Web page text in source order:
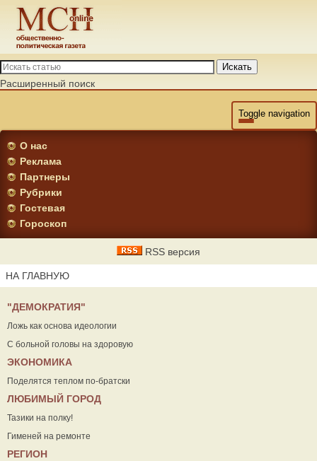
Искать
Расширенный поиск
Toggle navigation
О нас
Реклама
Партнеры
Рубрики
Гостевая
Гороскоп
RSS версия
НА ГЛАВНУЮ
"ДЕМОКРАТИЯ"
Ложь как основа идеологии
С больной головы на здоровую
ЭКОНОМИКА
Поделятся теплом по-братски
ЛЮБИМЫЙ ГОРОД
Тазики на полку!
Гименей на ремонте
РЕГИОН